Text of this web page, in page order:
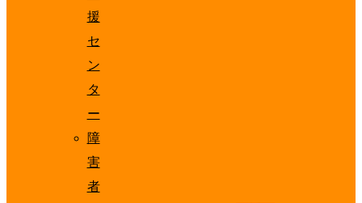
援
セ
ン
タ
ー
障
害
者